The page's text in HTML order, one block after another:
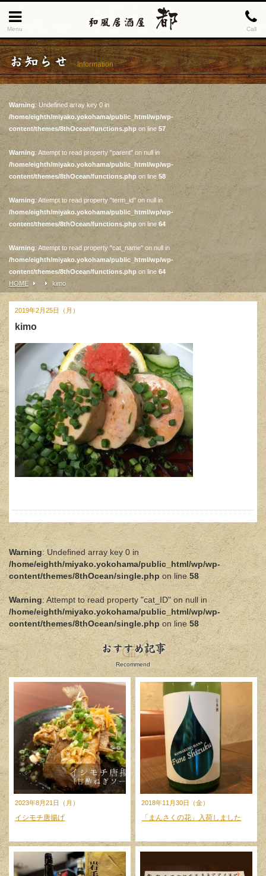
Menu Call
お知らせ Information
Warning: Undefined array key 0 in
/home/eighth/miyako.yokohama/public_html/wp/wp-
content/themes/8thOcean/functions.phpon line57
Warning: Attempt to read property "parent" on null in
/home/eighth/miyako.yokohama/public_html/wp/wp-
content/themes/8thOcean/functions.php on line 58
Warning: Attempt to read property "term_id" on null in
/home/eighth/miyako.yokohama/public_html/wp/wp-
content/themes/8thOcean/functions.php on line 64
Warning: Attempt to read property "cat_name" on null in
/home/eighth/miyako.yokohama/public_html/wp/wp-
content/themes/8thOcean/functions.php on line 64
HOME
kimo
2019年2月25日（月）
kimo
Warning: Undefined array key 0 in
/home/eighth/miyako.yokohama/public_html/wp/wp-
content/themes/8thOcean/single.phpon line58
Warning: Attempt to read property "cat_ID" on null in
/home/eighth/miyako.yokohama/public_html/wp/wp-
content/themes/8thOcean/single.phpon line58
おすすめ記事
Recommend
2023年8月21日（月）
イシモチ唐揚げ
2018年11月30日（金）
「まんさくの花」入荷しました